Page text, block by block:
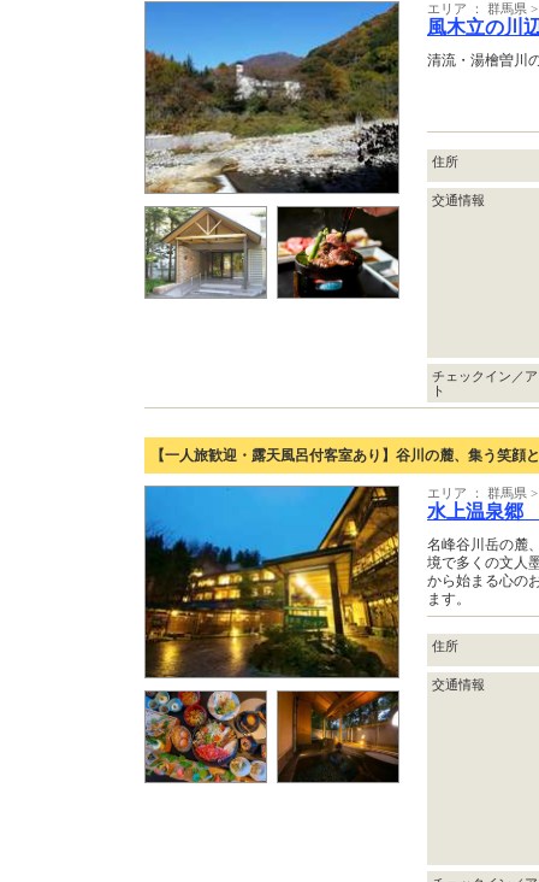
エリア ： 群馬県
風木立の川
清流・湯檜曽川
住所
交通情報
チェックイン／
ト
【一人旅歓迎・露天風呂付客室あり】谷川の麓、集う笑顔
エリア ： 群馬県
水上温泉郷
名峰谷川岳の麓
境で多くの文人
から始まる心の
ます。
住所
交通情報